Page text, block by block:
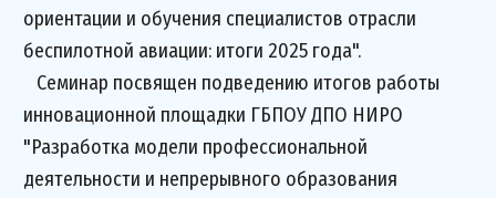
ориентации и обучения специалистов отрасли
беспилотной авиации: итоги 2025 года".
Семинар посвящен подведению итогов работы
инновационной площадки ГБПОУ ДПО НИРО
"Разработка модели профессиональной
деятельности и непрерывного образования